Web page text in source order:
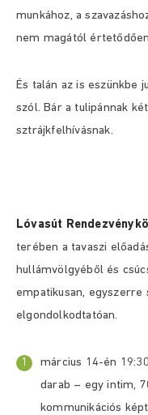
munkához, a
nem magától
És talán az is eszünkbe
szól. Bár a tulipánnak
sztrájkfelhívásnak.
Lóvasút
terében a tavaszi
hullámvölgyéből és
empatikusan, egyszerre
elgondolkodtatóan.
március 14-én
darab – egy intim,
kommunikációs